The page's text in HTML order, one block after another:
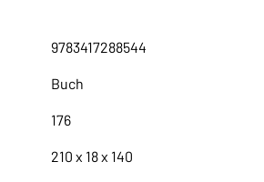
9783417288544
Buch
176
210 x 18 x 140